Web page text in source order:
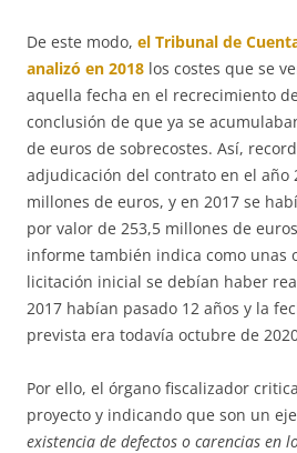
De este modo, el Tribunal de
analizó en 2018 los costes que se
aquella fecha en el recrecimiento de
conclusión de que ya se
de euros de sobrecostes. Así,
adjudicación del contrato en el año
millones de euros, y en 2017 se
por valor de 253,5 millones de
informe también indica como unas
licitación inicial se debían haber
2017 habían pasado 12 años y la
prevista era todavía octubre de
Por ello, el órgano fiscalizador
proyecto y indicando que son un
existencia de defectos o carencias en